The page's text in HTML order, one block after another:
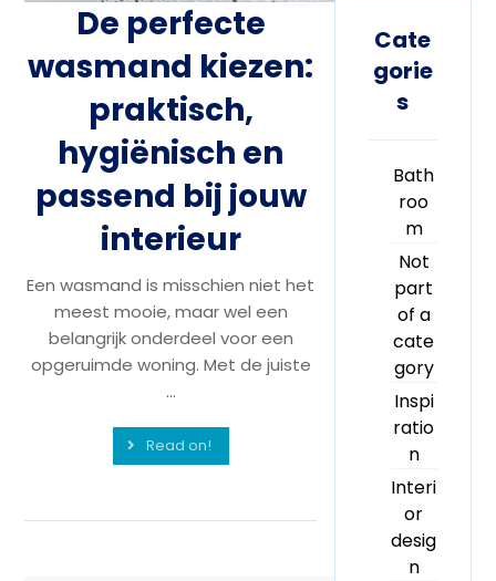
De perfecte
wasmand kiezen:
praktisch,
hygiënisch en
passend bij jouw
interieur
Een wasmand is misschien niet het
meest mooie, maar wel een
belangrijk onderdeel voor een
opgeruimde woning. Met de juiste
...
Read on!
Cate
gorie
s
Bath
roo
m
Not
part
of a
cate
gory
Inspi
ratio
n
Interi
or
desig
n